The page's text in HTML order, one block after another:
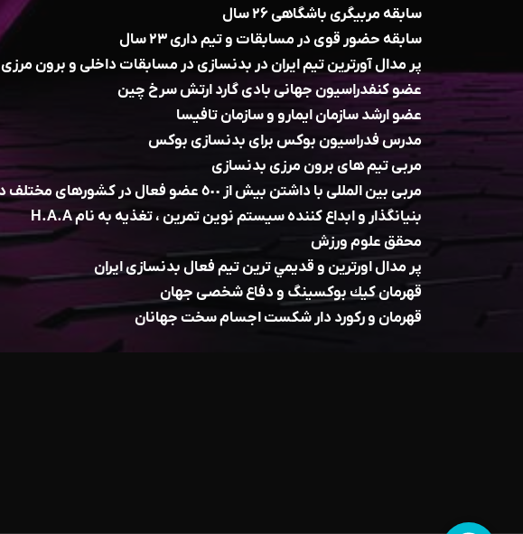
سابقه مربیگری باشگاهی ۲۶ سال
سابقه حضور قوی در مسابقات و تیم داری ۲۳ سال
پر مدال آورترين تيم ایران در بدنسازی در مسابقات داخلی و برون مرزی
عضو كنفدراسيون جهانی بادی گارد ارتش سرخ چين
عضو ارشد سازمان ايمارو و سازمان تافيسا
مدرس فدراسيون بوكس برای بدنسازی بوكس
مربی تيم های برون مرزی بدنسازی
مربی بين المللی با داشتن بيش از ٥٠٠ عضو فعال در كشورهاى مختلف دنيا
بنيانگذار و ابداع كننده سيستم نوين تمرين ، تغذيه به نام H.A.A
محقق علوم ورزش
پر مدال اورترين و قديمي ترين تيم فعال بدنسازی ايران
قهرمان كيك بوكسينگ و دفاع شخصى جهان
قهرمان و ركورد دار شكست اجسام سخت جهانان